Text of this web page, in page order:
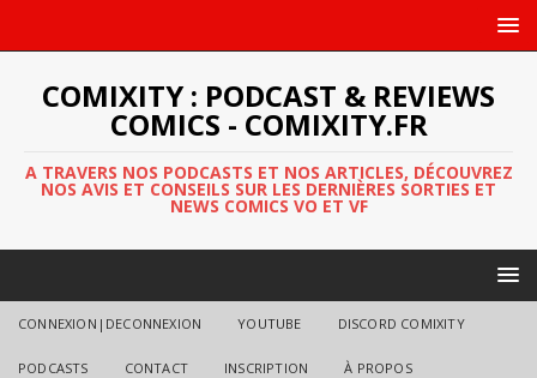
COMIXITY : PODCAST & REVIEWS
COMICS - COMIXITY.FR
A TRAVERS NOS PODCASTS ET NOS ARTICLES, DÉCOUVREZ
NOS AVIS ET CONSEILS SUR LES DERNIÈRES SORTIES ET
NEWS COMICS VO ET VF
CONNEXION|DECONNEXION YOUTUBE DISCORD COMIXITY
PODCASTS CONTACT INSCRIPTION À PROPOS